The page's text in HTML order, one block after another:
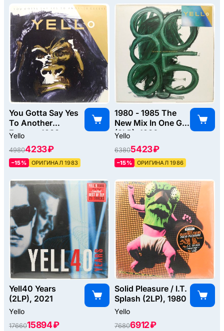
You Gotta Say Yes
To Another
Excess, 1983
Yello
49804233 ₽
–15% ОРИГИНАЛ 1983
1980 - 1985 The
New Mix In One Go
(2LP), 1986
Yello
63805423 ₽
–15% ОРИГИНАЛ 1986
Yell40 Years
(2LP), 2021
Yello
1766015894 ₽
Solid Pleasure / I.T.
Splash (2LP), 1980
Yello
76806912 ₽